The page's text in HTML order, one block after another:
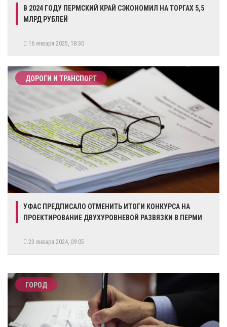
В 2024 ГОДУ ПЕРМСКИЙ КРАЙ СЭКОНОМИЛ НА ТОРГАХ 5,5
МЛРД РУБЛЕЙ
16 января 2025, 18:30
ДОРОГИ И ТРАНСПОРТ
УФАС ПРЕДПИСАЛО ОТМЕНИТЬ ИТОГИ КОНКУРСА НА
ПРОЕКТИРОВАНИЕ ДВУХУРОВНЕВОЙ РАЗВЯЗКИ В ПЕРМИ
23 января 2024, 09:05
ГОРОД